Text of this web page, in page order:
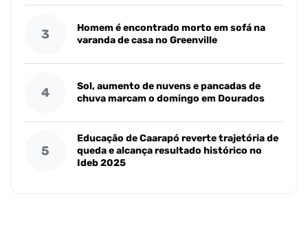
3
Homem é encontrado morto em sofá na
varanda de casa no Greenville
4
Sol, aumento de nuvens e pancadas de
chuva marcam o domingo em Dourados
5
Educação de Caarapó reverte trajetória de
queda e alcança resultado histórico no
Ideb 2025